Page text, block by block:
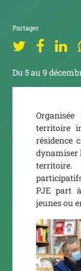
Partager
Du 5 au 9
territoire
résidence
dynamiser
PJE part
jeunes ou